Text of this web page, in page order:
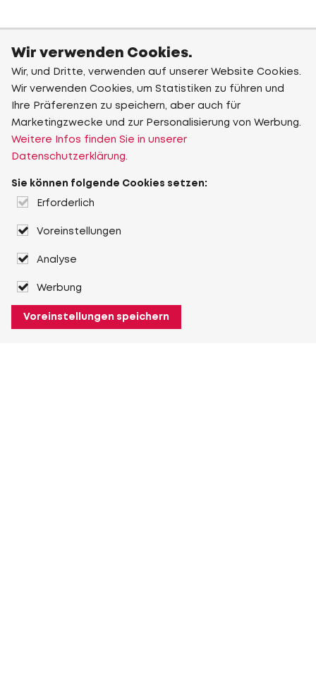
Wir verwenden Cookies.
Wir, und Dritte, verwenden auf unserer Website Cookies.
Wir verwenden Cookies, um Statistiken zu führen und
Ihre Präferenzen zu speichern, aber auch für
Marketingzwecke und zur Personalisierung von Werbung.
Weitere Infos finden Sie in unserer
Datenschutzerklärung.
Sie können folgende Cookies setzen:
Erforderlich
Voreinstellungen
Analyse
Werbung
Voreinstellungen speichern